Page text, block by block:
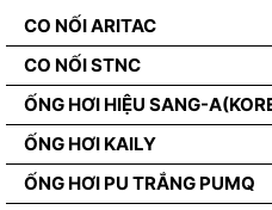
CO NỐI ARITAC
CO NỐI STNC
ỐNG HƠI HIỆU SANG-
ỐNG HƠI KAILY
ỐNG HƠI PU TRẮNG PUMQ